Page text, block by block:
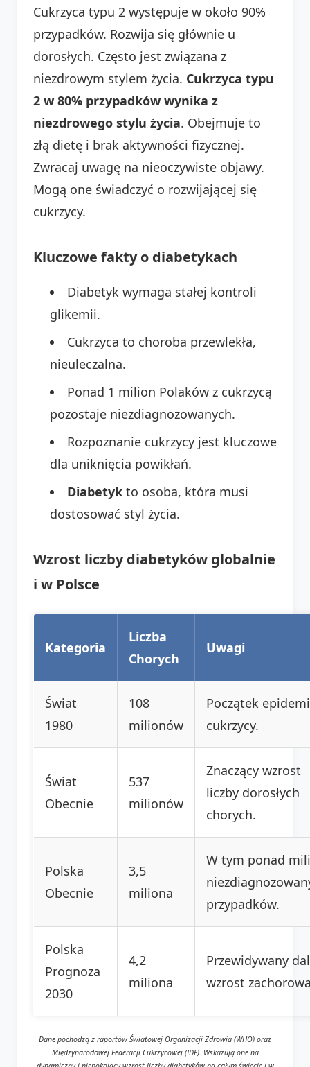
Cukrzyca typu 2 występuje w około 90%
przypadków. Rozwija się głównie u
dorosłych. Często jest związana z
niezdrowym stylem życia. Cukrzyca typu
2 w 80% przypadków wynika z
niezdrowego stylu życia. Obejmuje to
złą dietę i brak aktywności fizycznej.
Zwracaj uwagę na nieoczywiste objawy.
Mogą one świadczyć o rozwijającej się
cukrzycy.
Kluczowe fakty o diabetykach
Diabetyk wymaga stałej kontroli
glikemii.
Cukrzyca to choroba przewlekła,
nieuleczalna.
Ponad 1 milion Polaków z cukrzycą
pozostaje niezdiagnozowanych.
Rozpoznanie cukrzycy jest kluczowe
dla uniknięcia powikłań.
Diabetyk to osoba, która musi
dostosować styl życia.
Wzrost liczby diabetyków globalnie
i w Polsce
Kategoria
Liczba
Chorych
Uwagi
Świat
1980
108
milionów
Początek
cukrzycy.
Świat
Obecnie
537
milionów
Znaczący wzrost
liczby dorosłych
chorych.
Polska
Obecnie
3,5
miliona
W tym ponad
przypadków.
Polska
Prognoza
2030
4,2
miliona
Przewidywany
wzrost
Dane pochodzą z raportów Światowej Organizacji Zdrowia (WHO) oraz
Międzynarodowej Federacji Cukrzycowej (IDF). Wskazują one na